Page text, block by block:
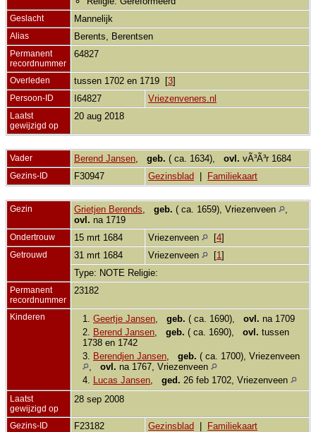
Geslacht Mannelijk
Alias Berents, Berentsen
Permanent
recordnummer
64827
Overleden tussen 1702 en 1719 [3]
Persoon-ID I64827 Vriezenveners.nl
Laatst
gewijzigd op
20 aug 2018
Vader Berend Jansen geb. ( ca. 1634), ovl. vÃ³Ã³r 1684
Gezins-ID F30947 Gezinsblad Familiekaart
Gezin Grietjen Berends geb. ( ca. 1659), Vriezenveen
ovl. na 1719
Ondertrouw 15 mrt 1684 Vriezenveen [4]
Getrouwd 31 mrt 1684 Vriezenveen [1 ]
Type: NOTE Religie:
Permanent
recordnummer
23182
Kinderen 1. Geertje Jansen geb. ( ca. 1690), ovl. na 1709
2.
Berend Jansen geb. ( ca. 1690), ovl. tussen
1738 en 1742
3.
Berendjen Jansen geb. ( ca. 1700), Vriezenveen
ovl. na 1767, Vriezenveen
4.
Lucas Jansen ged. 26 feb 1702, Vriezenveen
Laatst
gewijzigd op
28 sep 2008
Gezins-ID F23182 Gezinsblad Familiekaart